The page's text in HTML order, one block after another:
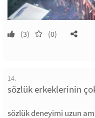
(3) (0)
14.
sözlük erkeklerinin
sözlük deneyimi uzun